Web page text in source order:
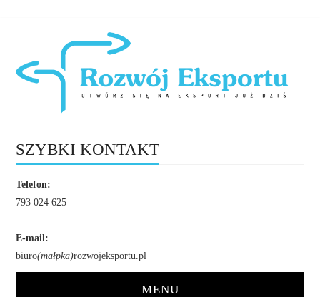
SZYBKI KONTAKT
Telefon:
793 024 625
E-mail:
biuro(małpka)rozwojeksportu.pl
MENU